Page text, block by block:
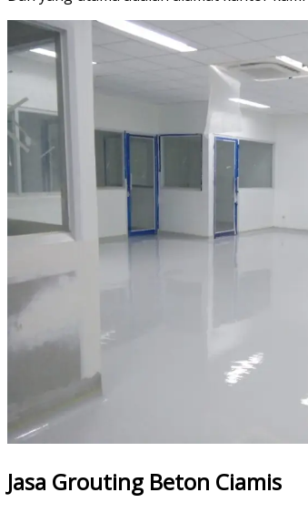
Jasa Grouting Beton Ciamis